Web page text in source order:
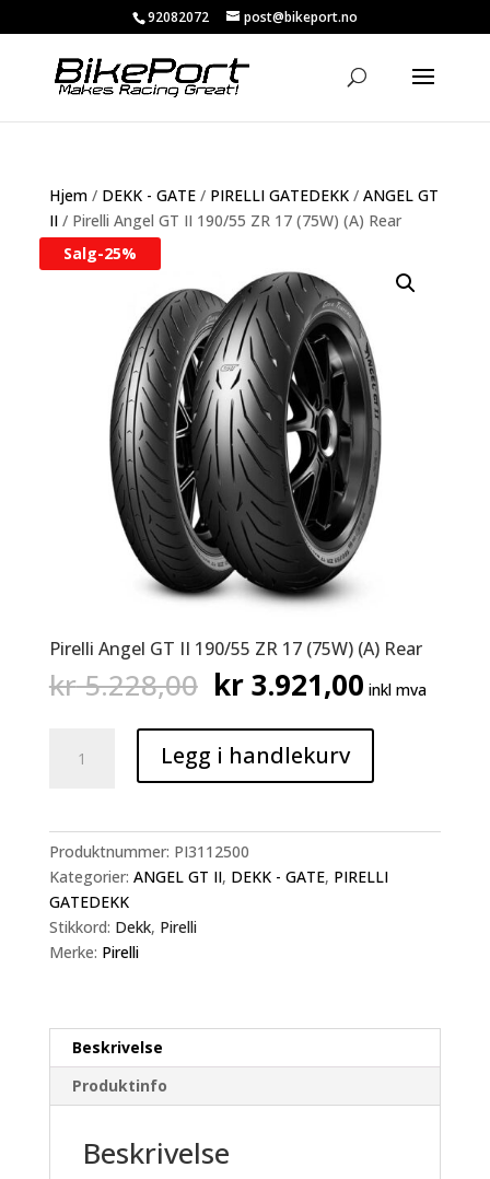
92082072 post@bikeport.no
Hjem/ DEKK - GATE/ PIRELLI GATEDEKK/ ANGEL GT
II/ Pirelli Angel GT II 190/55 ZR 17 (75W) (A) Rear
Salg-25%
Pirelli Angel GT II 190/55 ZR 17 (75W) (A) Rear
kr5.228,00 Opprinnelig
pris
var:
kr 5.228,00.
kr3.921,00
pris
er:
inkl mva
Angel
190/55
(75W)
Legg i handlekurv
Produktnummer: PI3112500
Kategorier: ANGEL GT II, DEKK - GATE, PIRELLI
GATEDEKK
Stikkord: Dekk, Pirelli
Merke: Pirelli
Beskrivelse
Produktinfo
Beskrivelse